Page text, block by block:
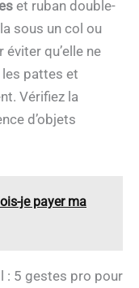
et ruban double-
sous un col ou
qu’elle ne
pattes et
Vérifiez la
d’objets
je payer ma
: 5 gestes pro pour